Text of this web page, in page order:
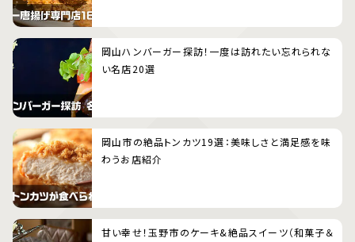
岡山ハンバーガー探訪！一度は訪れたい忘れられな
い名店20選
岡山市の絶品トンカツ19選：美味しさと満足感を味
わうお店紹介
甘い幸せ！玉野市のケーキ&絶品スイーツ（和菓子＆